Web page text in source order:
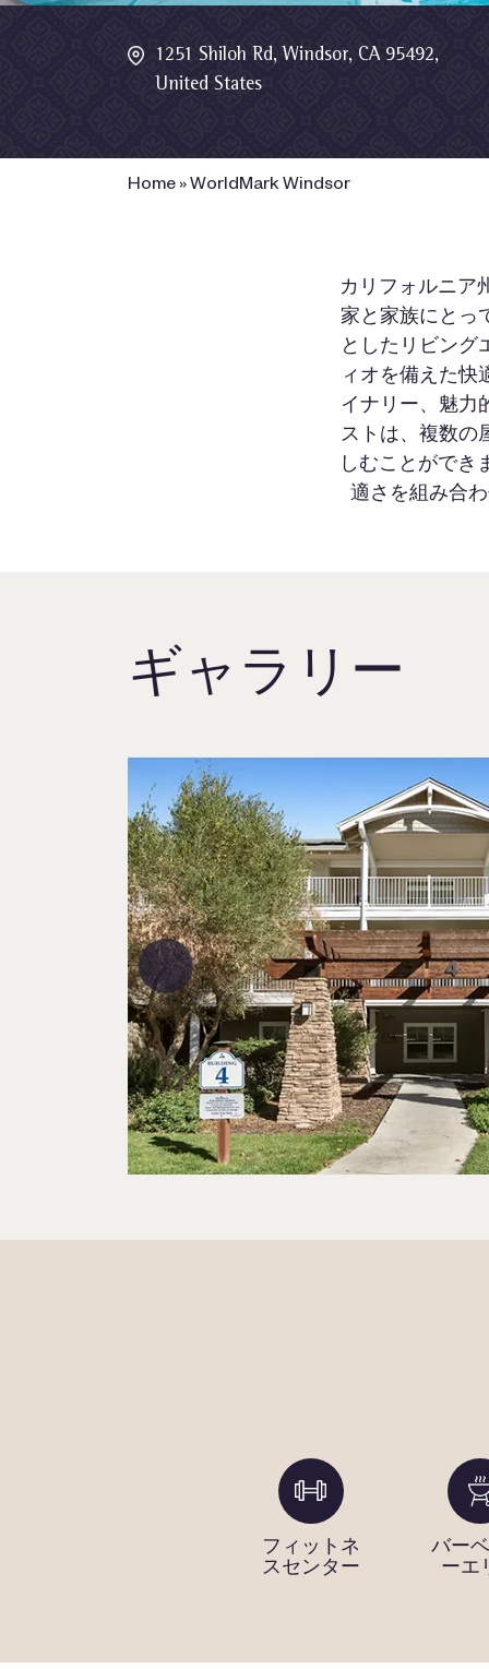
1251 Shiloh Rd, Windsor, CA 95492,
United States
Home »WorldMark Windsor
カリフォルニア
家と家族にとっ
としたリビング
ィオを備えた快
イナリー、魅力
ストは、複数の
しむことができ
適さを組み合
ギャラリー
フィットネ
スセンター
バー
ーエ